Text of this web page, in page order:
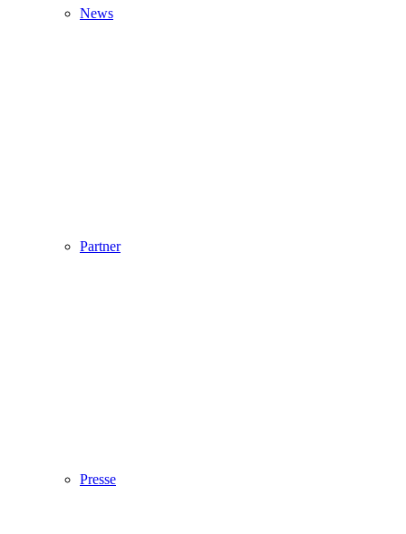
News
Partner
Presse